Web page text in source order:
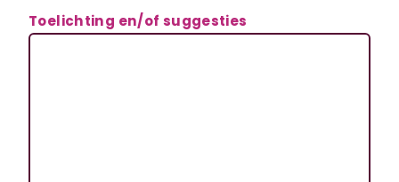
Toelichting en/of suggesties